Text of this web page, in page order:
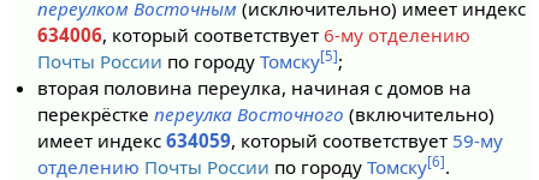
переулком Восточным (исключительно) имеет индекс
634006, который соответствует6-му отделению
Почты России по городуТомску[5];
вторая половина переулка, начиная с домов на
перекрёсткепереулка Восточного (включительно)
имеет индекс634059, который соответствует 59-му
отделению Почты России по городуТомску[6].